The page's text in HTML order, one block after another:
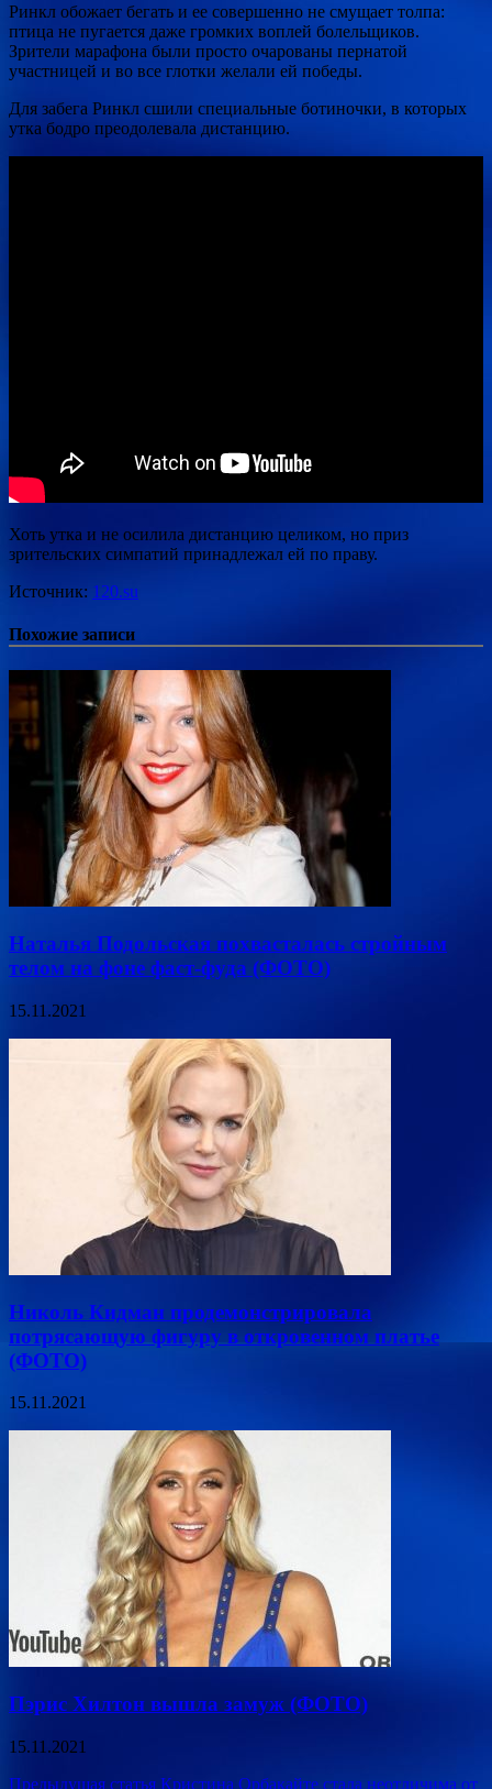
Ринкл обожает бегать и ее совершенно не смущает толпа:
птица не пугается даже громких воплей болельщиков.
Зрители марафона были просто очарованы пернатой
участницей и во все глотки желали ей победы.
Для забега Ринкл сшили специальные ботиночки, в которых
утка бодро преодолевала дистанцию.
Хоть утка и не осилила дистанцию целиком, но приз
зрительских симпатий принадлежал ей по праву.
Источник: 120.su
Похожие записи
Наталья Подольская похвасталась стройным
телом на фоне фаст-фуда (ФОТО)
15.11.2021
Николь Кидман продемонстрировала
потрясающую фигуру в откровенном платье
(ФОТО)
15.11.2021
Пэрис Хилтон вышла замуж (ФОТО)
15.11.2021
Предыдущая статья Кристина Орбакайте стала неотличима от